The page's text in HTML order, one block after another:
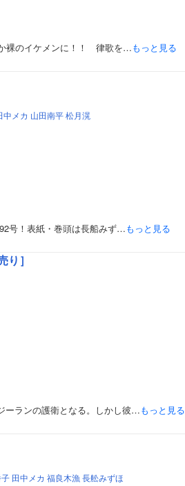
裸のイケメンに！！ 律歌を…もっと見る
中メカ 山田南平 松月滉
号！表紙・巻頭は長船みず…もっと見る
］
ーランの護衛となる。しかし彼…もっと見る
田中メカ 福良木漁 長舩みずほ